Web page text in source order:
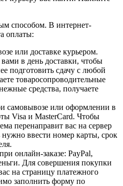
способом. В интернет-
оплаты:
или доставке курьером.
в день доставки, чтобы
подготовить сдачу с любой
товаросопроводительные
средства, получаете
самовывозе или оформлении в
Visa и MasterCard. Чтобы
перенаправит вас на сервер
ввести номер карты, срок
онлайн-заказе: PayPal,
Для совершения покупки
на страницу платежного
заполнить форму по